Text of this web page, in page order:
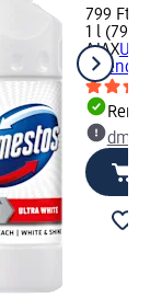
799 Ft
1 l
AJAX
dm